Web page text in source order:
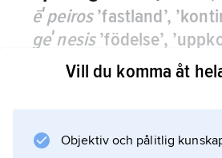
ēʹpeiros’fastland’,
geʹnesis’födelse’,
skapandet av
omvandling av dess
Vill du komma åt
Objektiv och pålitlig